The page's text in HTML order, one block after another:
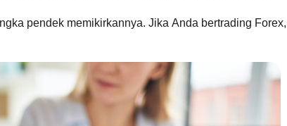
pendek memikirkannya. Jika Anda bertrading Forex,